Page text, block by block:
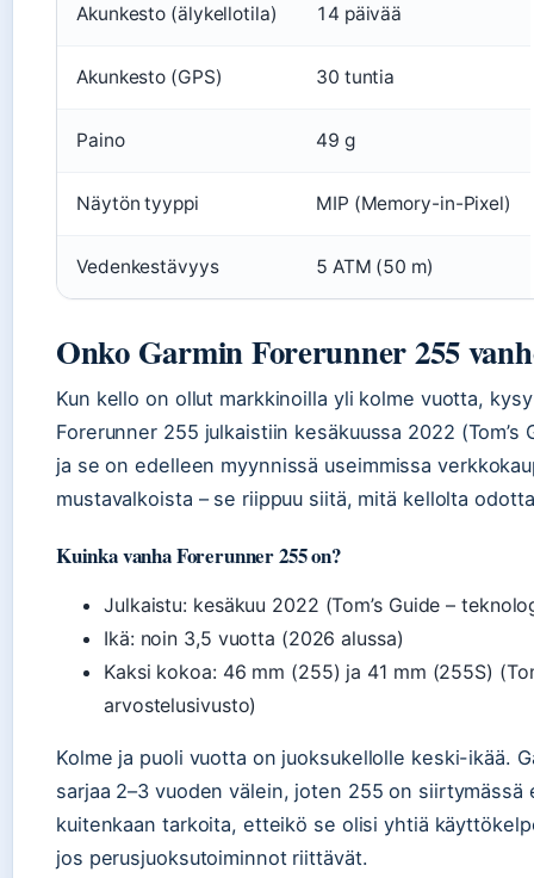
Akunkesto (älykellotila) 14 päivää
Akunkesto (GPS) 30 tuntia
Paino 49 g
Näytön tyyppi MIP (Memory-in-Pixel)
Vedenkestävyys 5 ATM (50 m)
Onko Garmin Forerunner 255
Kun kello on ollut markkinoilla yli kolme vuotta,
Forerunner 255 julkaistiin kesäkuussa 2022
ja se on edelleen myynnissä useimmissa
mustavalkoista – se riippuu siitä, mitä kellolta
Kuinka vanha Forerunner 255 on?
Julkaistu: kesäkuu 2022 (Tom’s Guide –
Ikä: noin 3,5 vuotta (2026 alussa)
Kaksi kokoa: 46 mm (255) ja 41 mm (255S)
arvostelusivusto)
Kolme ja puoli vuotta on juoksukellolle keski-ikää.
sarjaa 2–3 vuoden välein, joten 255 on siirtymässä
kuitenkaan tarkoita, etteikö se olisi yhtiä
jos perusjuoksutoiminnot riittävät.